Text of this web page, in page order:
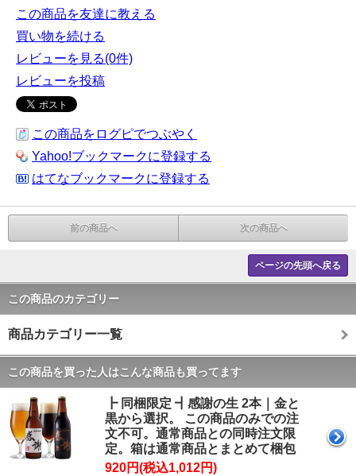
この商品を友達に教える
買い物を続ける
レビューを見る(0件)
レビューを投稿
この商品をログピでつぶやく
Yahoo!ブックマークに登録する
はてなブックマークに登録する
前の商品へ 次の商品へ
ページの先頭へ戻る
この商品のカテゴリー
商品カテゴリー一覧
この商品を買った人はこんな商品も買ってます
┣ 同梱限定 ┫感謝の生 2本｜金と
黒から選択。 この商品のみでの注
文不可。通常商品との同時注文限
定。箱は通常商品とまとめて梱包
920円(税込1,012円)